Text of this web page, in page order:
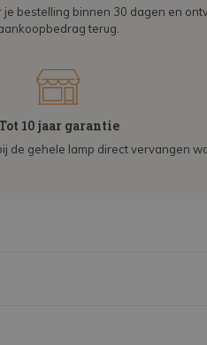
je bestelling binnen 30 dagen en
terug.
10 jaar garantie
de gehele lamp direct vervangen